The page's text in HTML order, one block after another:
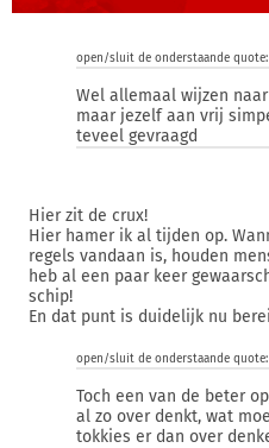
open/sluit de onderstaande quote:
Wel allemaal wijzen
maar jezelf aan vrij
teveel gevraagd
Hier zit de crux!
Hier hamer ik al tijden op.
regels vandaan is, houden
heb al een paar keer
schip!
En dat punt is duidelijk nu
open/sluit de onderstaande quote:
Toch een van de beter
al zo over denkt, wat
tokkies er dan over